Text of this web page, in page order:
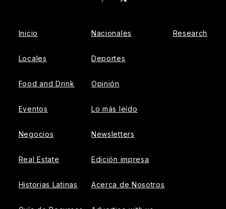
Facebook
Inicio
Locales
Food and Drink
Eventos
Negocios
Real Estate
Historias Latinas
Nacionales
Deportes
Opinión
Lo más leído
Newsletters
Edición impresa
Acerca de Nosotros
Research